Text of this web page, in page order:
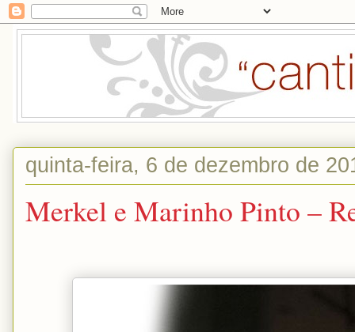
quinta-feira, 6 de dezembro de
Merkel e Marinho Pinto –